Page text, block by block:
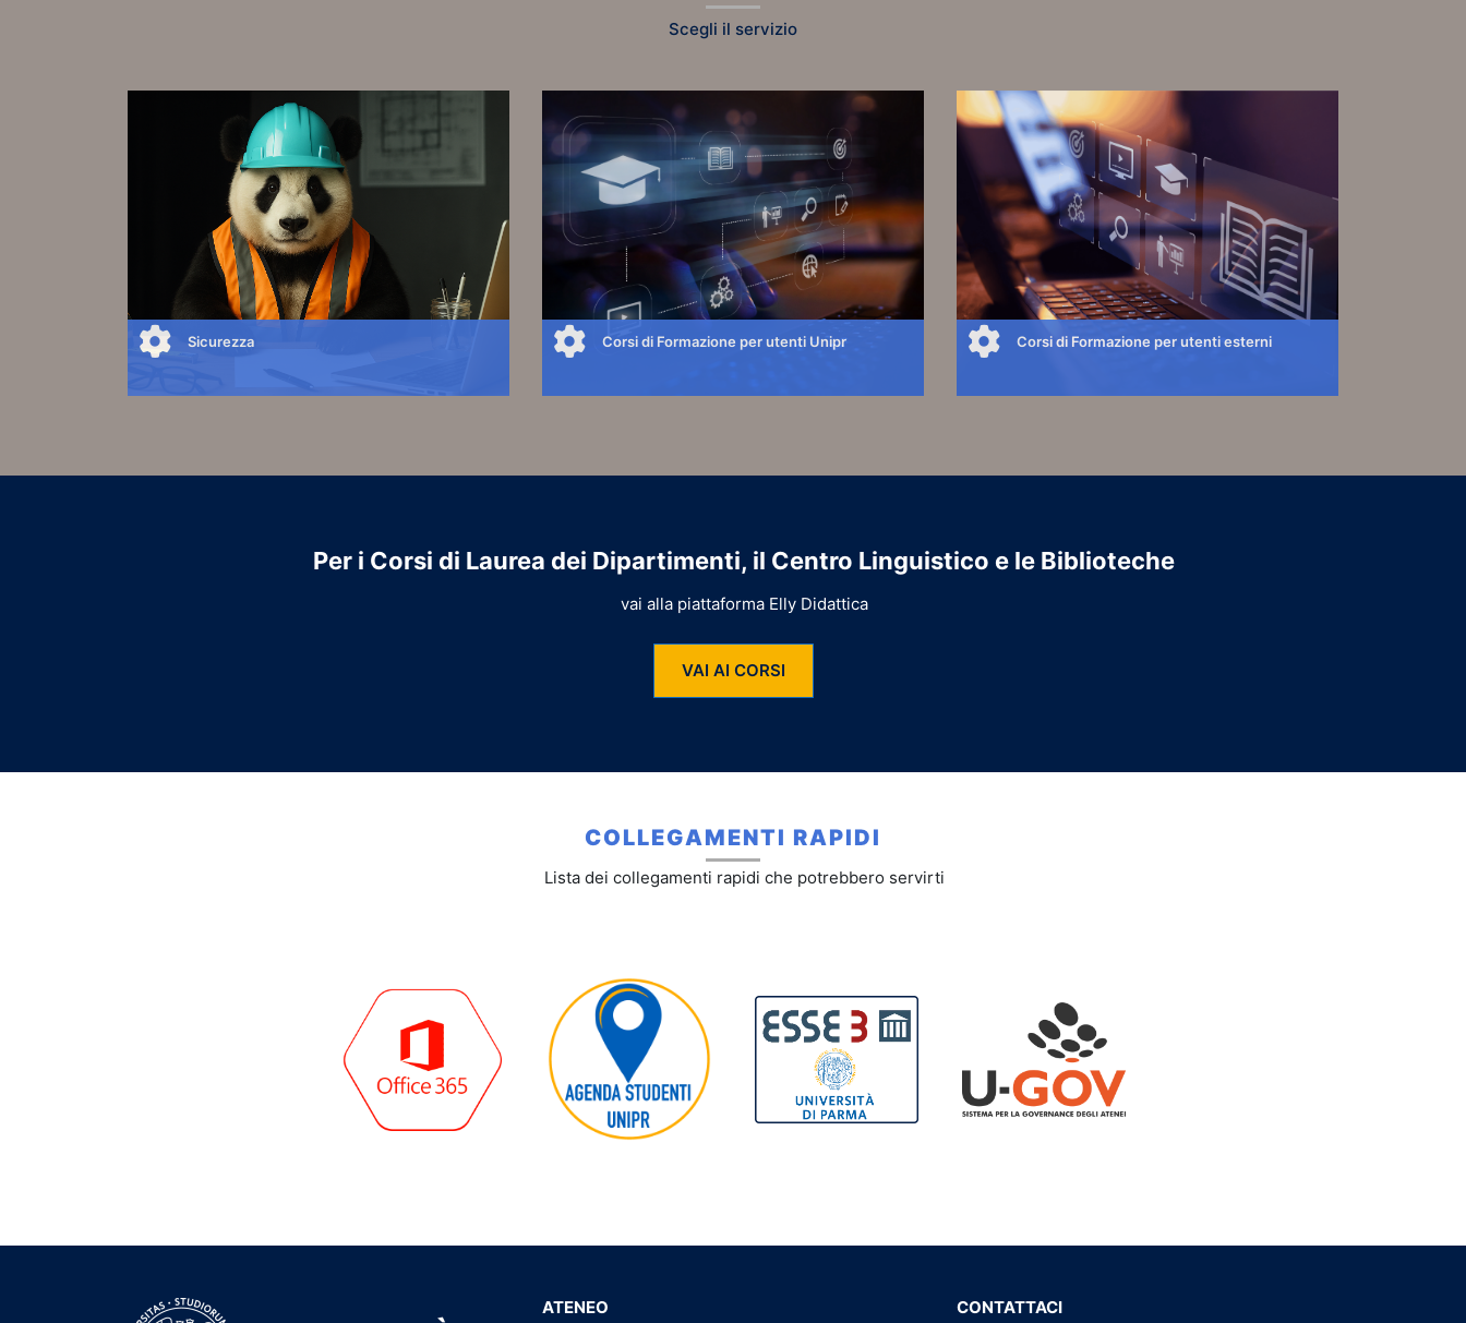
Scegli il servizio
Sicurezza
Corsi per la sicurezza sul Lavoro e la prevenzione.
CORSI"
Corsi di Formazione per utenti Unipr
Corsi di formazione per utenti Unipr.
CORSI"
Corsi di Formazione per utenti esterni
Corsi di formazione per utenti esterni all'Ateneo.
CORSI"
Per i Corsi di Laurea dei Dipartimenti, il Centro Linguistico e le Biblioteche
vai alla piattaforma Elly Didattica
VAI AI CORSI
COLLEGAMENTI RAPIDI
Lista dei collegamenti rapidi che potrebbero servirti
ATENEO CONTATTACI